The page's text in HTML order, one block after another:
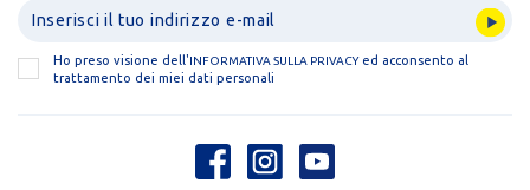
Ho preso visione dell' INFORMATIVA SULLA PRIVACYed acconsento al
trattamento dei miei dati personali